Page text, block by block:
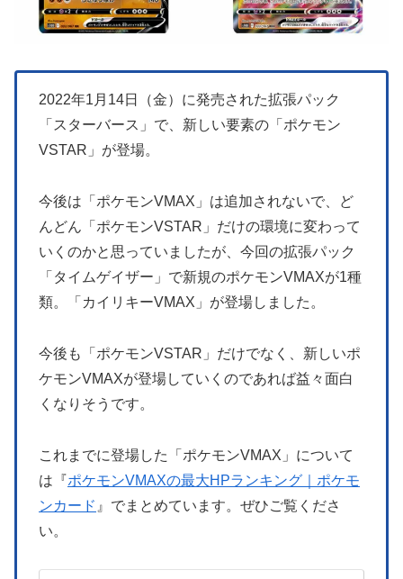
2022年1月14日（金）に発売された拡張パック
「スターバース」で、新しい要素の「ポケモン
VSTAR」が登場。
今後は「ポケモンVMAX」は追加されないで、ど
んどん「ポケモンVSTAR」だけの環境に変わって
いくのかと思っていましたが、今回の拡張パック
「タイムゲイザー」で新規のポケモンVMAXが1種
類。「カイリキーVMAX」が登場しました。
今後も「ポケモンVSTAR」だけでなく、新しいポ
ケモンVMAXが登場していくのであれば益々面白
くなりそうです。
これまでに登場した「ポケモンVMAX」について
は『ポケモンVMAXの最大HPランキング｜ポケモ
ンカード 』でまとめています。ぜひご覧くださ
い。